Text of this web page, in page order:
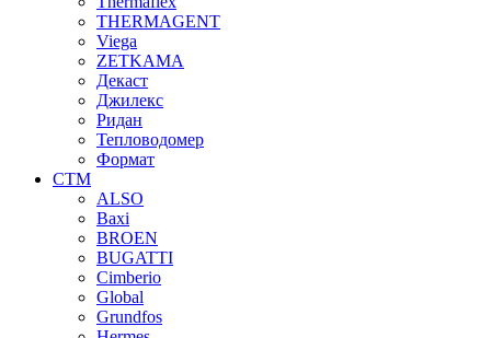
THERMAGENT
Viega
ZETKAMA
Декаст
Джилекс
Ридан
Тепловодомер
Формат
СТМ
ALSO
Baxi
BROEN
BUGATTI
Cimberio
Global
Grundfos